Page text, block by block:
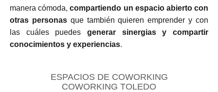
manera cómoda,compartiendo un espacio abierto con
otras personasque también quieren emprender y con
las cuáles puedes generar sinergias y compartir
conocimientos y experiencias.
ESPACIOS DE COWORKING
COWORKING TOLEDO